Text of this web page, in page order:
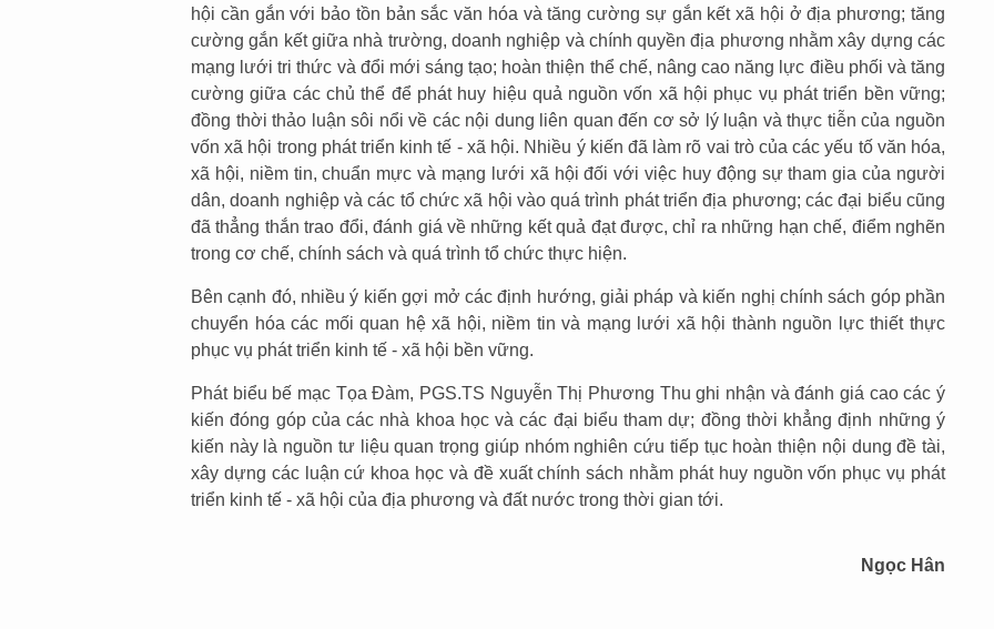
hội cần gắn với bảo tồn bản sắc văn hóa và tăng cường sự gắn kết xã hội ở địa phương; tăng
cường gắn kết giữa nhà trường, doanh nghiệp và chính quyền địa phương nhằm xây dựng các
mạng lưới tri thức và đổi mới sáng tạo; hoàn thiện thể chế, nâng cao năng lực điều phối và tăng
cường giữa các chủ thể để phát huy hiệu quả nguồn vốn xã hội phục vụ phát triển bền vững;
đồng thời thảo luận sôi nổi về các nội dung liên quan đến cơ sở lý luận và thực tiễn của nguồn
vốn xã hội trong phát triển kinh tế - xã hội. Nhiều ý kiến đã làm rõ vai trò của các yếu tố văn hóa,
xã hội, niềm tin, chuẩn mực và mạng lưới xã hội đối với việc huy động sự tham gia của người
dân, doanh nghiệp và các tổ chức xã hội vào quá trình phát triển địa phương; các đại biểu cũng
đã thẳng thắn trao đổi, đánh giá về những kết quả đạt được, chỉ ra những hạn chế, điểm nghẽn
trong cơ chế, chính sách và quá trình tổ chức thực hiện.
Bên cạnh đó, nhiều ý kiến gợi mở các định hướng, giải pháp và kiến nghị chính sách góp phần
chuyển hóa các mối quan hệ xã hội, niềm tin và mạng lưới xã hội thành nguồn lực thiết thực
phục vụ phát triển kinh tế - xã hội bền vững.
Phát biểu bế mạc Tọa Đàm, PGS.TS Nguyễn Thị Phương Thu ghi nhận và đánh giá cao các ý
kiến đóng góp của các nhà khoa học và các đại biểu tham dự; đồng thời khẳng định những ý
kiến này là nguồn tư liệu quan trọng giúp nhóm nghiên cứu tiếp tục hoàn thiện nội dung đề tài,
xây dựng các luận cứ khoa học và đề xuất chính sách nhằm phát huy nguồn vốn phục vụ phát
triển kinh tế - xã hội của địa phương và đất nước trong thời gian tới.
Ngọc Hân